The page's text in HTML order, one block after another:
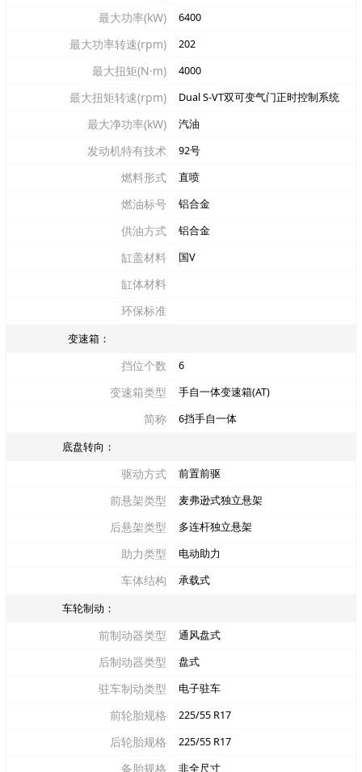
最大功率(kW) 6400
最大功率转速(rpm) 202
最大扭矩(N·m) 4000
最大扭矩转速(rpm) Dual S-VT双可变气门正时控制系统
最大净功率(kW) 汽油
发动机特有技术 92号
燃料形式 直喷
燃油标号 铝合金
供油方式 铝合金
缸盖材料 国V
缸体材料
环保标准
变速箱：
挡位个数 6
变速箱类型 手自一体变速箱(AT)
简称 6挡手自一体
底盘转向：
驱动方式 前置前驱
前悬架类型 麦弗逊式独立悬架
后悬架类型 多连杆独立悬架
助力类型 电动助力
车体结构 承载式
车轮制动：
前制动器类型 通风盘式
后制动器类型 盘式
驻车制动类型 电子驻车
前轮胎规格 225/55 R17
后轮胎规格 225/55 R17
备胎规格 非全尺寸